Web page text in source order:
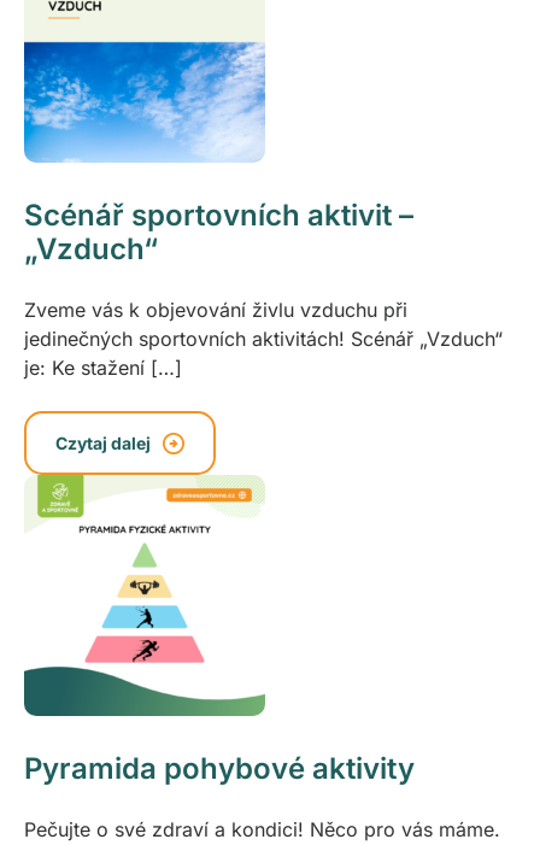
Scénář sportovních aktivit –
„Vzduch“
Zveme vás k objevování živlu vzduchu při
jedinečných sportovních aktivitách! Scénář „Vzduch“
je: Ke stažení […]
Czytaj dalej
Pyramida pohybové aktivity
Pečujte o své zdraví a kondici! Něco pro vás máme.